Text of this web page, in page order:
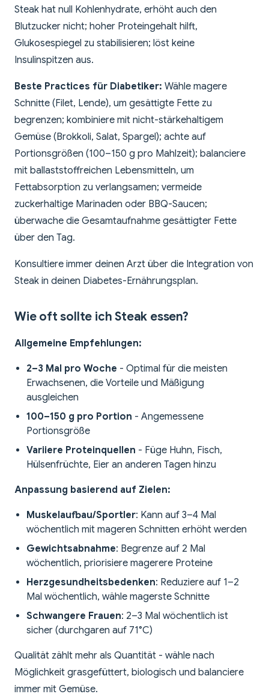
Steak hat null Kohlenhydrate, erhöht auch den
Blutzucker nicht; hoher Proteingehalt hilft,
Glukosespiegel zu stabilisieren; löst keine
Insulinspitzen aus.
Beste Practices für Diabetiker: Wähle magere
Schnitte (Filet, Lende), um gesättigte Fette zu
begrenzen; kombiniere mit nicht-stärkehaltigem
Gemüse (Brokkoli, Salat, Spargel); achte auf
Portionsgrößen (100–150 g pro Mahlzeit); balanciere
mit ballaststoffreichen Lebensmitteln, um
Fettabsorption zu verlangsamen; vermeide
zuckerhaltige Marinaden oder BBQ-Saucen;
überwache die Gesamtaufnahme gesättigter Fette
über den Tag.
Konsultiere immer deinen Arzt über die Integration von
Steak in deinen Diabetes-Ernährungsplan.
Wie oft sollte ich Steak essen?
Allgemeine Empfehlungen:
2–3 Mal pro Woche - Optimal für die meisten
Erwachsenen, die Vorteile und Mäßigung
ausgleichen
100–150 g pro Portion - Angemessene
Portionsgröße
Variiere Proteinquellen - Füge Huhn, Fisch,
Hülsenfrüchte, Eier an anderen Tagen hinzu
Anpassung basierend auf Zielen:
Muskelaufbau/Sportler: Kann auf 3–4 Mal
wöchentlich mit mageren Schnitten erhöht werden
Gewichtsabnahme: Begrenze auf 2 Mal
wöchentlich, priorisiere magerere Proteine
Herzgesundheitsbedenken: Reduziere auf 1–2
Mal wöchentlich, wähle magerste Schnitte
Schwangere Frauen: 2–3 Mal wöchentlich ist
sicher (durchgaren auf 71°C)
Qualität zählt mehr als Quantität - wähle nach
Möglichkeit grasgefüttert, biologisch und balanciere
immer mit Gemüse.